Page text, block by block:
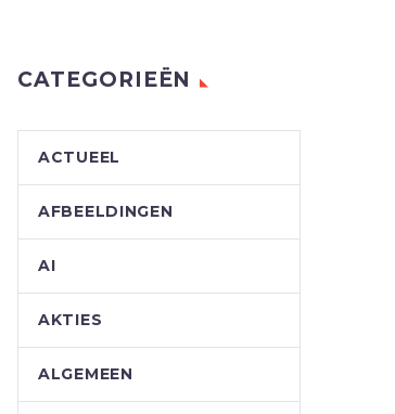
CATEGORIEËN
ACTUEEL
AFBEELDINGEN
AI
AKTIES
ALGEMEEN